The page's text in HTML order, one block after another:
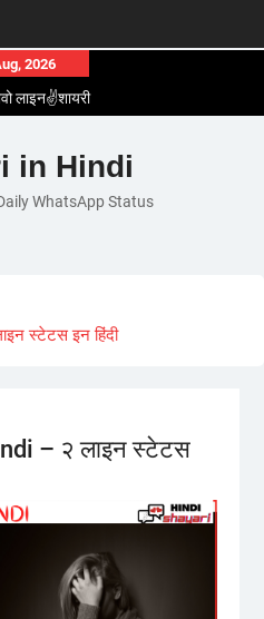
2026
लाइन✌️शायरी
लव😽स्टेटस
इन हिंदी
इन हिंदी
in Hindi
WhatsApp Status
स्टेटस इन हिंदी
– २ लाइन स्टेटस